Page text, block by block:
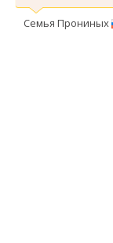
Семья Прониных